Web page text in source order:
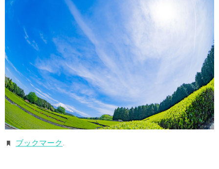
ブックマーク .